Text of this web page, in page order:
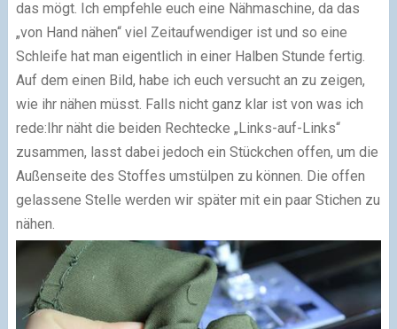
das mögt. Ich empfehle euch eine Nähmaschine, da das
„von Hand nähen“ viel Zeitaufwendiger ist und so eine
Schleife hat man eigentlich in einer Halben Stunde fertig.
Auf dem einen Bild, habe ich euch versucht an zu zeigen,
wie ihr nähen müsst. Falls nicht ganz klar ist von was ich
rede:Ihr näht die beiden Rechtecke „Links-auf-Links“
zusammen, lasst dabei jedoch ein Stückchen offen, um die
Außenseite des Stoffes umstülpen zu können. Die offen
gelassene Stelle werden wir später mit ein paar Stichen zu
nähen.